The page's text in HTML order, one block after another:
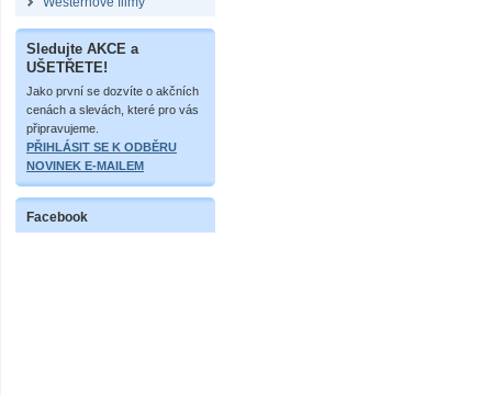
Sledujte AKCE a
UŠETŘETE!
Jako první se dozvíte o akčních
cenách a slevách, které pro vás
připravujeme.
PŘIHLÁSIT SE K ODBĚRU
NOVINEK E-MAILEM
Facebook